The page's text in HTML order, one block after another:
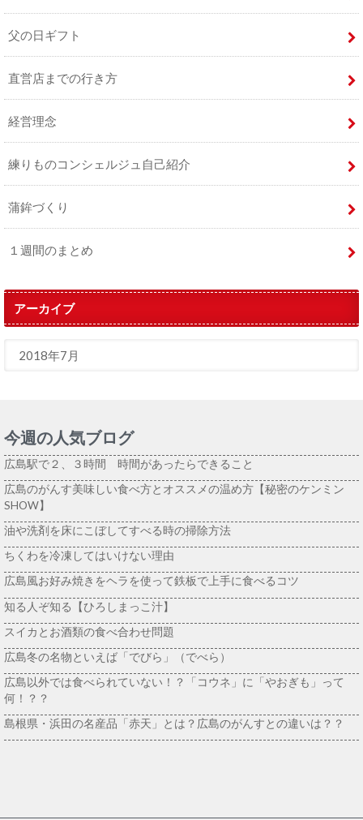
父の日ギフト
直営店までの行き方
経営理念
練りものコンシェルジュ自己紹介
蒲鉾づくり
１週間のまとめ
アーカイブ
今週の人気ブログ
広島駅で２、３時間 時間があったらできること
広島のがんす美味しい食べ方とオススメの温め方【秘密のケンミン
SHOW】
油や洗剤を床にこぼしてすべる時の掃除方法
ちくわを冷凍してはいけない理由
広島風お好み焼きをヘラを使って鉄板で上手に食べるコツ
知る人ぞ知る【ひろしまっこ汁】
スイカとお酒類の食べ合わせ問題
広島冬の名物といえば「でびら」（でべら）
広島以外では食べられていない！？「コウネ」に「やおぎも」って
何！？？
島根県・浜田の名産品「赤天」とは？広島のがんすとの違いは？？